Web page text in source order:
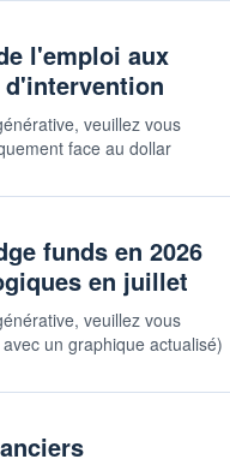
l'emploi aux
veuillez vous
face au dollar
funds en 2026
en juillet
veuillez vous
un graphique actualisé)